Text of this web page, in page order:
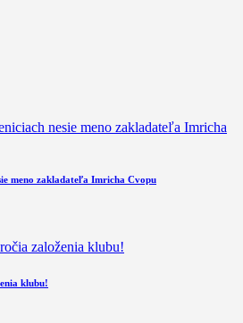
meno zakladateľa Imricha Cvopu
klubu!